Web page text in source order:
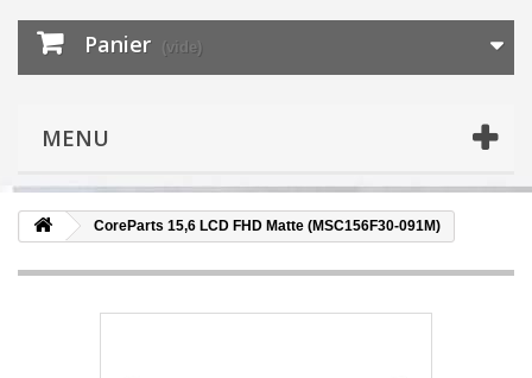
Panier (vide)
MENU
CoreParts 15,6 LCD FHD Matte (MSC156F30-091M)